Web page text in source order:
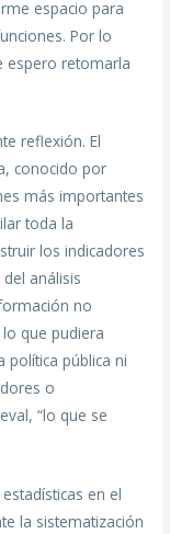
espacio para
Por lo
espero retomarla
reflexión. El
conocido por
más importantes
toda la
los indicadores
análisis
no
que pudiera
pública ni
o
“lo que se
en el
la sistematización